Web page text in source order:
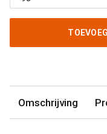
Omschrijving